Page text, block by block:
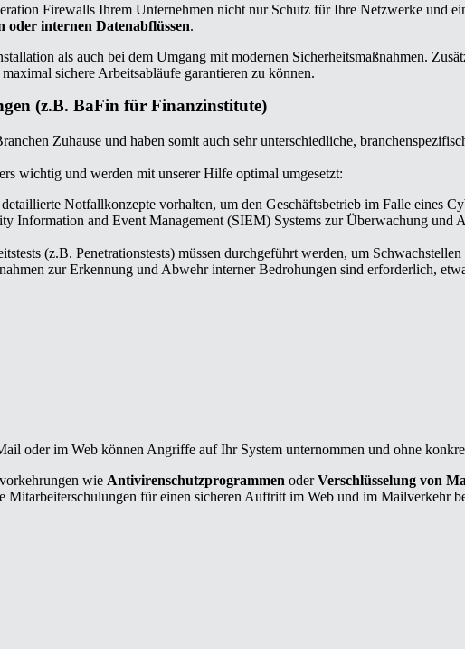
Firewalls Ihrem Unternehmen nicht nur Schutz für Ihre Netzwerke und
oder internen Datenabflüssen.
als auch bei dem Umgang mit modernen Sicherheitsmaßnahmen.
sichere Arbeitsabläufe garantieren zu können.
(z.B. BaFin für Finanzinstitute)
Zuhause und haben somit auch sehr unterschiedliche,
wichtig und werden mit unserer Hilfe optimal umgesetzt:
Notfallkonzepte vorhalten, um den Geschäftsbetrieb im Falle eines
Information and Event Management (SIEM) Systems zur Überwachung und
(z.B. Penetrationstests) müssen durchgeführt werden, um
zur Erkennung und Abwehr interner Bedrohungen sind erforderlich,
oder im Web können Angriffe auf Ihr System unternommen und ohne
wie Antivirenschutzprogrammen oderVerschlüsselung von
Mitarbeiterschulungen für einen sicheren Auftritt im Web und im Mailverkehr